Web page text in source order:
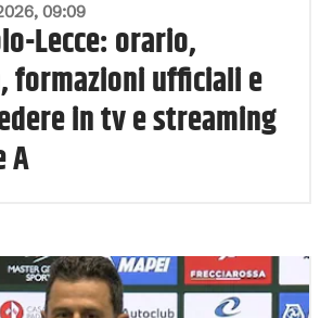
09:09
Lecce: orario,
formazioni ufficiali e
in tv e streaming
A